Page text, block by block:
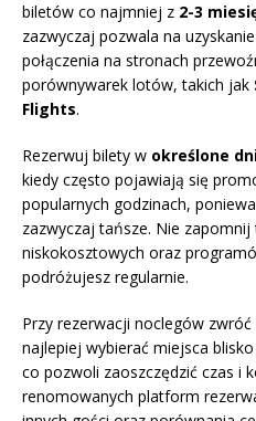
biletów co najmniej z 2-3
zazwyczaj pozwala na
połączenia na stronach
porównywarek lotów, takich jak
Flights.
Rezerwuj bilety w określone
kiedy często pojawiają się
popularnych godzinach,
zazwyczaj tańsze. Nie zapomnij
niskokosztowych oraz
podróżujesz regularnie.
Przy rezerwacji noclegów
najlepiej wybierać miejsca
co pozwoli zaoszczędzić czas i
renomowanych platform